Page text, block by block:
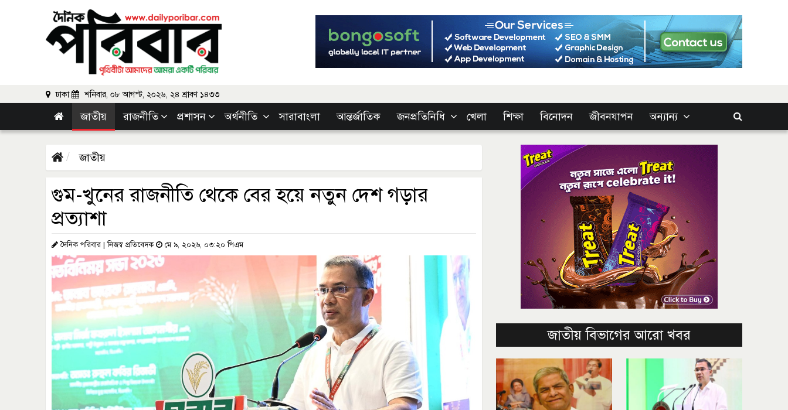
ঢাকা শনিবার, ০৮ আগস্ট, ২০২৬, ২৪ শ্রাবণ ১৪৩৩
জাতীয় রাজনীতি প্রশাসন অর্থনীতি সারাবাংলা আন্তর্জাতিক জনপ্রতিনিধি খেলা শিক্ষা বিনোদন জীবনযাপন অন্যান্য
জাতীয়
গুম-খুনের রাজনীতি থেকে বের হয়ে নতুন দেশ গড়ার
প্রত্যাশা
দৈনিক পরিবার | নিজস্ব প্রতিবেদক মে ৯, ২০২৬, ০৩:২০ পিএম
জাতীয় বিভাগের আরো খবর